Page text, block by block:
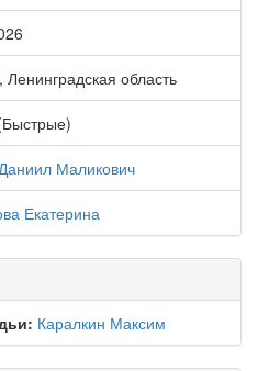
Ленинградская область
Маликович
Екатерина
Каралкин Максим